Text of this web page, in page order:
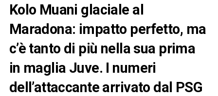
Kolo Muani glaciale al
Maradona: impatto perfetto, ma
c’è tanto di più nella sua prima
in maglia Juve. I numeri
dell’attaccante arrivato dal PSG